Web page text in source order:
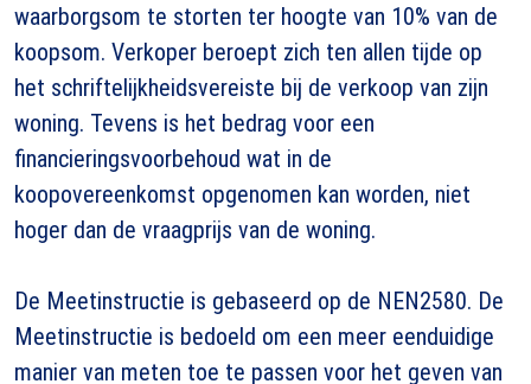
waarborgsom te storten ter hoogte van 10% van de
koopsom. Verkoper beroept zich ten allen tijde op
het schriftelijkheidsvereiste bij de verkoop van zijn
woning. Tevens is het bedrag voor een
financieringsvoorbehoud wat in de
koopovereenkomst opgenomen kan worden, niet
hoger dan de vraagprijs van de woning.
De Meetinstructie is gebaseerd op de NEN2580. De
Meetinstructie is bedoeld om een meer eenduidige
manier van meten toe te passen voor het geven van